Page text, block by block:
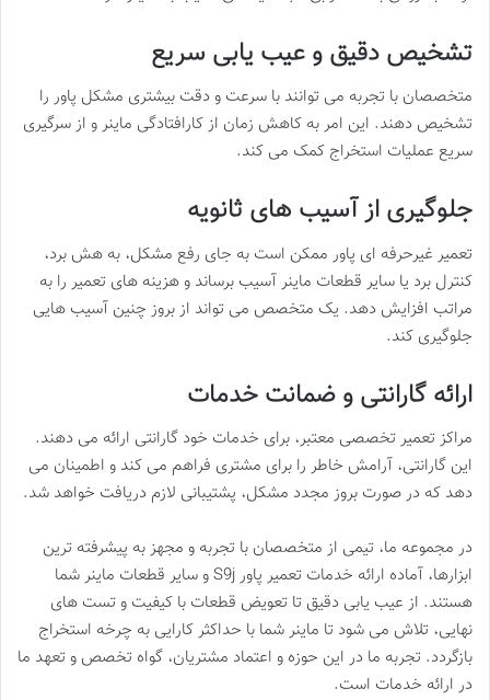
تشخیص دقیق و عیب یابی سریع
متخصصان با تجربه می توانند با سرعت و دقت بیشتری مشکل پاور را
تشخیص دهند. این امر به کاهش زمان از کارافتادگی ماینر و از سرگیری
سریع عملیات استخراج کمک می کند.
جلوگیری از آسیب های ثانویه
تعمیر غیرحرفه ای پاور ممکن است به جای رفع مشکل، به هش برد،
کنترل برد یا سایر قطعات ماینر آسیب برساند و هزینه های تعمیر را به
مراتب افزایش دهد. یک متخصص می تواند از بروز چنین آسیب هایی
جلوگیری کند.
ارائه گارانتی و ضمانت خدمات
مراکز تعمیر تخصصی معتبر، برای خدمات خود گارانتی ارائه می دهند.
این گارانتی، آرامش خاطر را برای مشتری فراهم می کند و اطمینان می
دهد که در صورت بروز مجدد مشکل، پشتیبانی لازم دریافت خواهد شد.
در مجموعه ما، تیمی از متخصصان با تجربه و مجهز به پیشرفته ترین
ابزارها، آماده ارائه خدمات تعمیر پاور S9j و سایر قطعات ماینر شما
هستند. از عیب یابی دقیق تا تعویض قطعات با کیفیت و تست های
نهایی، تلاش می شود تا ماینر شما با حداکثر کارایی به چرخه استخراج
بازگردد. تجربه ما در این حوزه و اعتماد مشتریان، گواه تخصص و تعهد ما
در ارائه خدمات است.